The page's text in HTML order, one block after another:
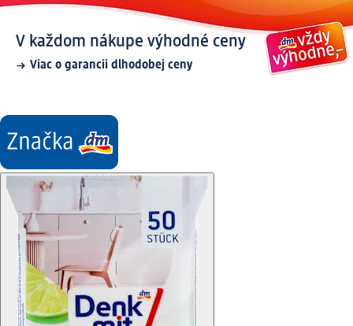
V každom nákupe výhodné ceny
Viac o garancii dlhodobej ceny